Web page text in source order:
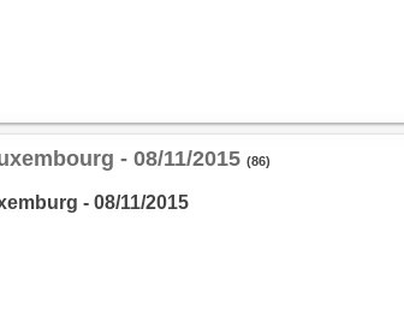
- 08/11/2015 (86)
- 08/11/2015